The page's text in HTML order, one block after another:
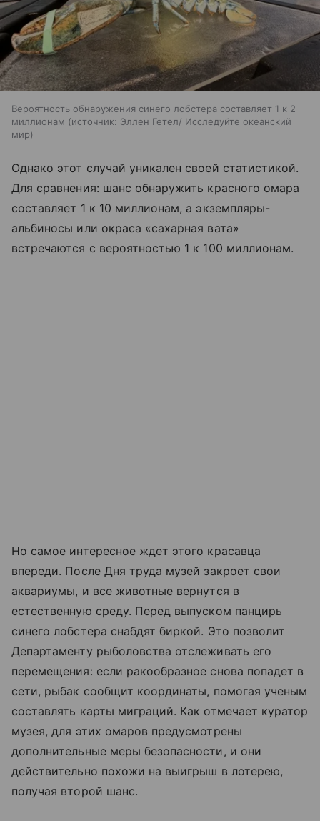
Вероятность обнаружения синего лобстера составляет 1 к 2
миллионам
источник: Эллен Гетел/ Исследуйте океанский
мир
Однако этот случай уникален своей статистикой.
Для сравнения: шанс обнаружить красного омара
составляет 1 к 10 миллионам, а экземпляры-
альбиносы или окраса «сахарная вата»
встречаются с вероятностью 1 к 100 миллионам.
Но самое интересное ждет этого красавца
впереди. После Дня труда музей закроет свои
аквариумы, и все животные вернутся в
естественную среду. Перед выпуском панцирь
синего лобстера снабдят биркой. Это позволит
Департаменту рыболовства отслеживать его
перемещения: если ракообразное снова попадет в
сети, рыбак сообщит координаты, помогая ученым
составлять карты миграций. Как отмечает куратор
музея, для этих омаров предусмотрены
дополнительные меры безопасности, и они
действительно похожи на выигрыш в лотерею,
получая второй шанс.